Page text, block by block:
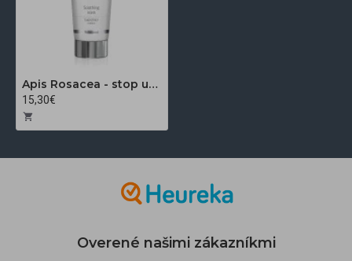
Apis Rosacea - stop upokojujúca maska na tvár 200 ml
15,30€
Overené našimi zákazníkmi